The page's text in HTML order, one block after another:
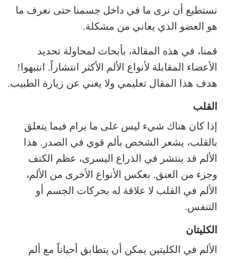
نستطيع أن نرى ما في داخل جسمنا حتى نعرف ما
هو العضو الذي يعاني من مشكلة.
قمنا، في هذه المقالة، بأبحاث لمحاولة تحديد
الأعضاء المقابلة لأنواع الألم الأكثر انتشاراً. انتبهوا!
هدف هذا المقال تعليمي ولا يغني عن زيارة الطبيب.
القلب
إذا كان هناك شيء ليس على ما يرام فيما يتعلق
بالقلب، يشعر الشخص بألم قوي في الصدر. هذا
الألم قد ينتشر في الذراع اليسرى، عظم الكتف
وجزء من العنق. بعكس الأنواع الأخرى من الألم،
الألم في القلب لا علاقة له بحركات الجسم أو
التنفس.
الكليتان
الألم في الكليتين يمكن أن يتطابق أحياناً مع ألم